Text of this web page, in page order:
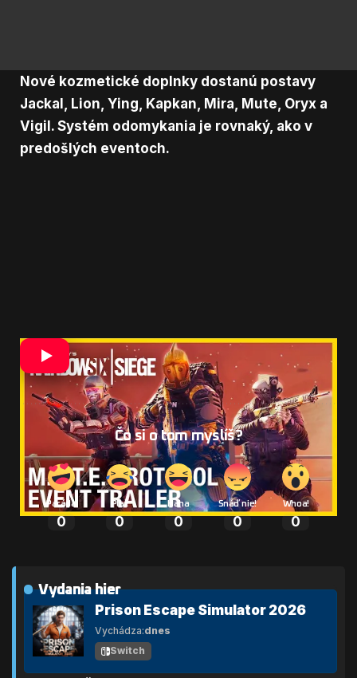
Nové kozmetické doplnky dostanú postavy
Jackal, Lion, Ying, Kapkan, Mira, Mute, Oryx a
Vigil. Systém odomykania je rovnaký, ako v
predošlých eventoch.
Zdroj: Youtube – Ubisoft North America
Zdroj: Ubisoft
Čo si o tom myslíš?
Paráda
0
Plač
0
Haha
0
Snáď nie!
0
Whoa!
0
Vydania hier
Prison Escape Simulator 2026
Vychádza:dnes
Switch